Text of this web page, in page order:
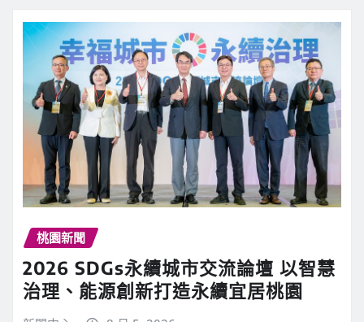
桃園新聞
2026 SDGs永續城市交流論壇 以智慧
治理、能源創新打造永續宜居桃園